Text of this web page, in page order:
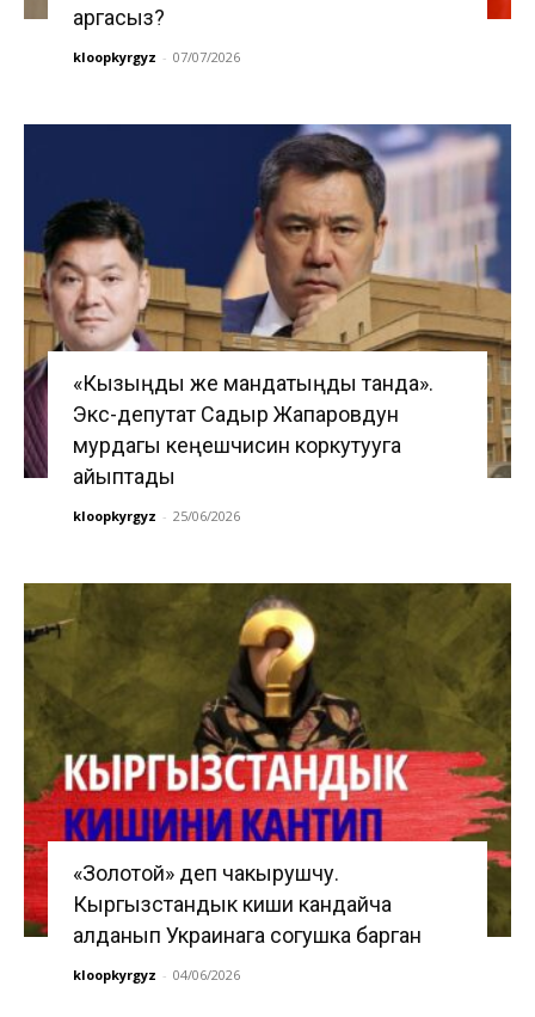
аргасыз?
kloopkyrgyz - 07/07/2026
«Кызыңды же мандатыңды танда».
Экс-депутат Садыр Жапаровдун
мурдагы кеңешчисин коркутууга
айыптады
kloopkyrgyz - 25/06/2026
«Золотой» деп чакырушчу.
Кыргызстандык киши кандайча
алданып Украинага согушка барган
kloopkyrgyz - 04/06/2026